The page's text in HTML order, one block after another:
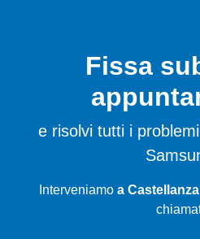
Fissa
e risolvi tutti i
Interveniamo a